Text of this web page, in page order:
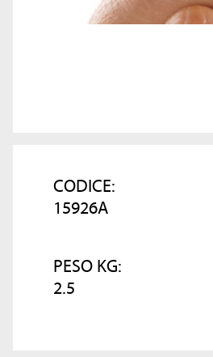
CODICE:
15926A
PESO KG:
2.5